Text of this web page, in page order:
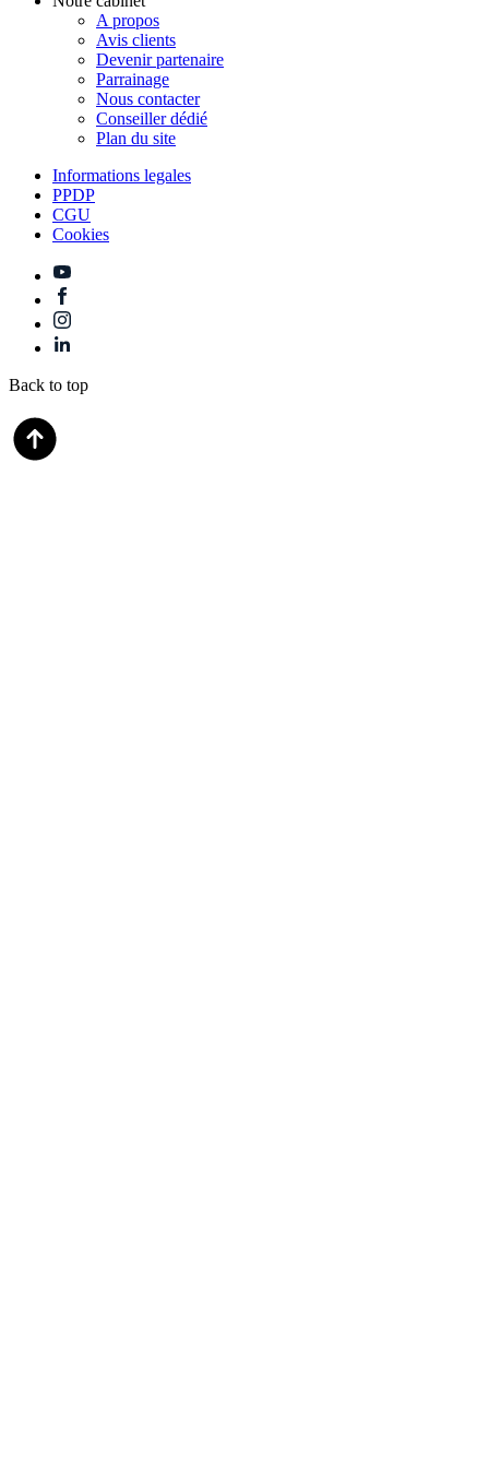
A propos
Avis clients
Devenir partenaire
Parrainage
Nous contacter
Conseiller dédié
Plan du site
Informations legales
PPDP
CGU
Cookies
Back to top